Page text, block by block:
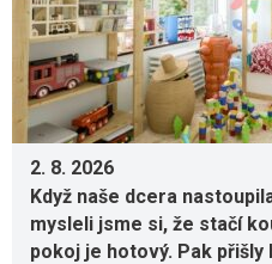
Chytré tipy, jak zařídit
školákovi
2. 8. 2026
Když naše dcera
mysleli jsme si, že stačí
pokoj je hotový. Pak přišly